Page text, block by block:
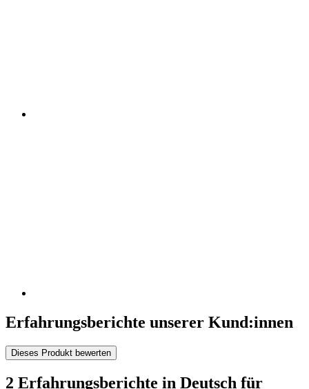
Erfahrungsberichte unserer Kund:innen
Dieses Produkt bewerten
2 Erfahrungsberichte in Deutsch für